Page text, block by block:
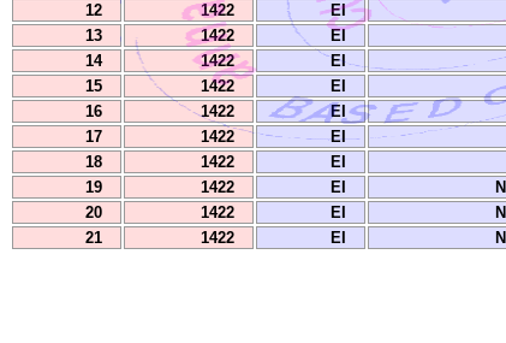
12
1422 EI
13
1422 EI
14
1422 EI
15
1422 EI
16
1422 EI
17
1422 EI
18
1422 EI
19
1422 EI
20
1422 EI
21
1422 EI